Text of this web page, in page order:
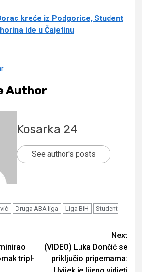
kreće iz Podgorice, Student
ide u Čajetinu
Author
Kosarka 24
See author's posts
Druga ABA liga Liga BiH
Student
tripl-
Next
(VIDEO) Luka Dončić se
priključio pripemama: